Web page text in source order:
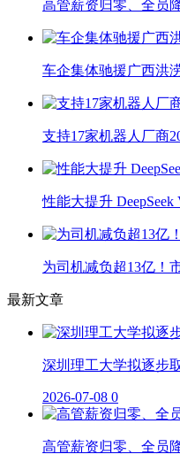
高管薪资归零、全员
车企集体驰援广西洪
支持17家机器人厂商
性能大提升
为司机减负超13亿！
最新文章
深圳理工大学拟逐步
2026-07-08 0
高管薪资归零、全员